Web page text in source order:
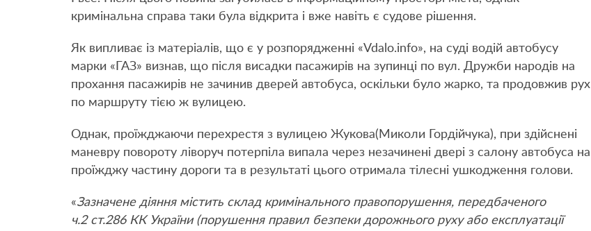
кримінальна справа таки була відкрита і вже навіть є судове рішення.
Як випливає із матеріалів, що є у розпорядженні «Vdalo.info», на суді водій автобусу
марки «ГАЗ» визнав, що після висадки пасажирів на зупинці по вул. Дружби народів на
прохання пасажирів не зачинив дверей автобуса, оскільки було жарко, та продовжив рух
по маршруту тією ж вулицею.
Однак, проїжджаючи перехрестя з вулицею Жукова(Миколи Гордійчука), при здійснені
маневру повороту ліворуч потерпіла випала через незачинені двері з салону автобуса на
проїжджу частину дороги та в результаті цього отримала тілесні ушкодження голови.
«Зазначене діяння містить склад кримінального правопорушення, передбаченого
ч.2 ст.286 КК України (порушення правил безпеки дорожнього руху або експлуатації